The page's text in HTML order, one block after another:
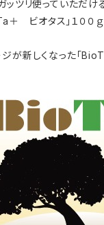
ッツリ使っていただ
＋ ビオタス」１００
が新しくなった「